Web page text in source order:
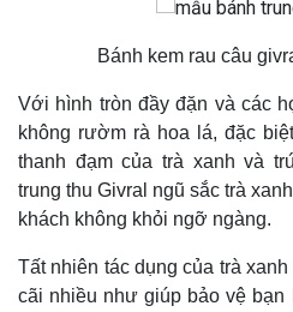
Bánh kem rau câu
Với hình tròn đầy đặn và các
không rườm rà hoa lá, đặc
thanh đạm của trà xanh và
trung thu Givral ngũ sắc trà
khách không khỏi ngỡ ngàng.
Tất nhiên tác dụng của trà
cãi nhiều như giúp bảo vệ bạn